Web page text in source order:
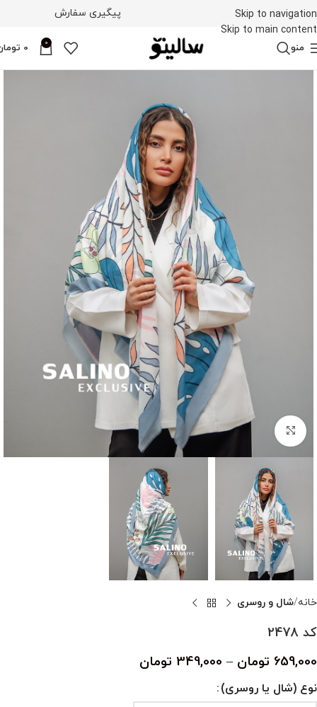
Skip to navigation
Skip to main content
پیگیری سفارش
منو 0
0
بزرگنمایی تصویر
خانه شال و روسری
کد 2478
659,000 تومان –
349,000 تومان
نوع (شال یا روسری)